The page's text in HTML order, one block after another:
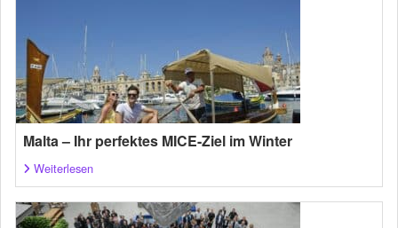
Malta – Ihr perfektes MICE-Ziel im Winter
Weiterlesen